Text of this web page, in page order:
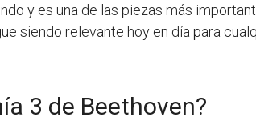
y es una de las piezas más
siendo relevante hoy en día para
3 de Beethoven?